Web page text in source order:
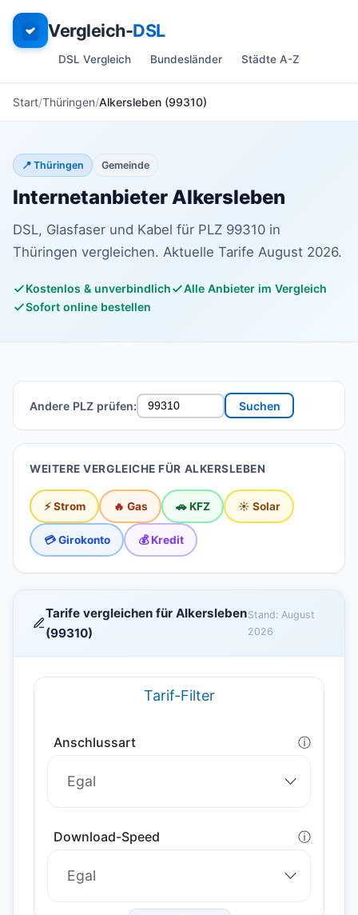
Vergleich-DSL
DSL Vergleich Bundesländer Städte A-Z
Start Thüringen Alkersleben (99310)
📍 Thüringen Gemeinde
Internetanbieter Alkersleben
DSL, Glasfaser und Kabel für PLZ 99310 in
Thüringen vergleichen. Aktuelle Tarife August 2026.
Kostenlos & unverbindlich
Alle Anbieter im Vergleich
Sofort online bestellen
Andere PLZ prüfen: Suchen
WEITERE VERGLEICHE FÜR ALKERSLEBEN
⚡ Strom 🔥 Gas 🚗 KFZ ☀️ Solar
💳 Girokonto 💰 Kredit
Tarife vergleichen für Alkersleben
(99310)
Stand: August
2026